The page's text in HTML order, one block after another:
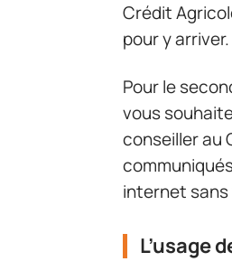
Crédit
pour y arriver.
Pour le
vous
conseiller au
internet sans
L’usage